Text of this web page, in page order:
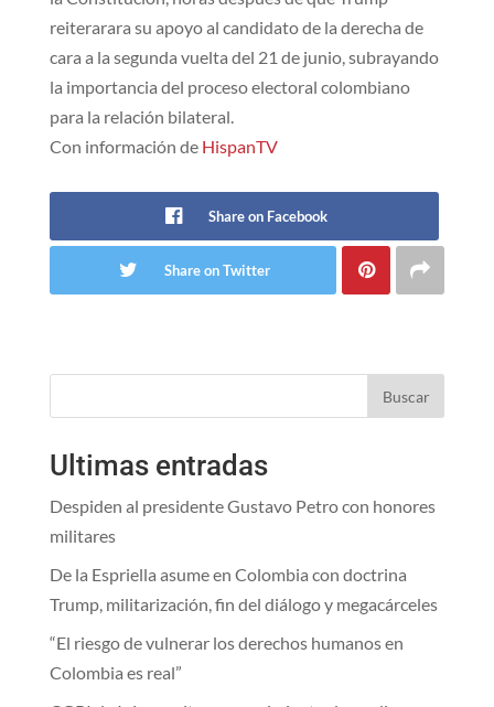
reiterarara su apoyo al candidato de la derecha de
cara a la segunda vuelta del 21 de junio, subrayando
la importancia del proceso electoral colombiano
para la relación bilateral.
Con información de HispanTV
Share on Facebook
Share on Twitter
Buscar
Ultimas entradas
Despiden al presidente Gustavo Petro con honores
militares
De la Espriella asume en Colombia con doctrina
Trump, militarización, fin del diálogo y megacárceles
“El riesgo de vulnerar los derechos humanos en
Colombia es real”